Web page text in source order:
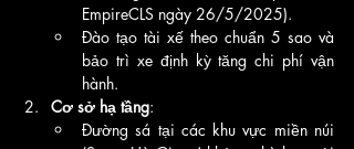
EmpireCLS ngày 26/5/2025).
Đào tạo tài xế theo chuẩn 5 sao và
bảo trì xe định kỳ tăng chi phí vận
hành.
Cơ sở hạ tầng:
Đường sá tại các khu vực miền núi